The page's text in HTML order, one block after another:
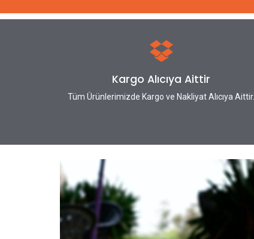
Kargo Alıcıya Aittir
Tüm Ürünlerimizde Kargo ve Nakliyat Alıcıya Aittir.